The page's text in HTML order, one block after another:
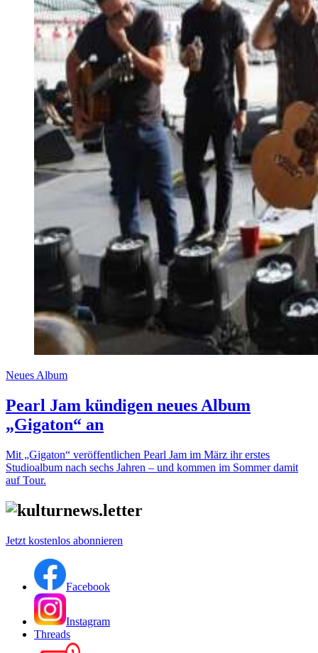
Neues Album
Pearl Jam kündigen neues Album
„Gigaton“ an
Mit „Gigaton“ veröffentlichen Pearl Jam im März ihr erstes
Studioalbum nach sechs Jahren – und kommen im Sommer damit
auf Tour.
Jetzt kostenlos abonnieren
Facebook
Instagram
Threads